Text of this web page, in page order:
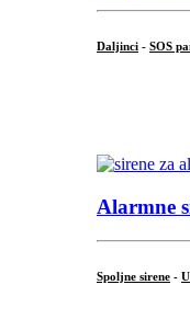
Daljinci - SOS
Alarmne
Spoljne sirene -